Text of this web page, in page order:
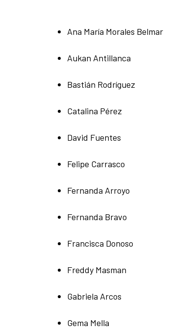
Ana María Morales Belmar
Aukan Antillanca
Bastián Rodríguez
Catalina Pérez
David Fuentes
Felipe Carrasco
Fernanda Arroyo
Fernanda Bravo
Francisca Donoso
Freddy Masman
Gabriela Arcos
Gema Mella